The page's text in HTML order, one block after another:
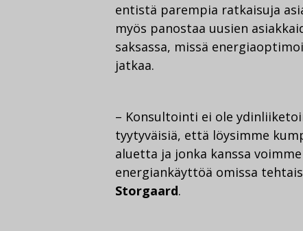
entistä parempia ratkaisuja
myös panostaa uusien
saksassa, missä
jatkaa.
– Konsultointi ei ole
tyytyväisiä, että löysimme
aluetta ja jonka kanssa
energiankäyttöä omissa
Storgaard.